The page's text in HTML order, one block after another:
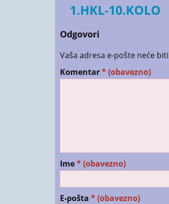
1.HKL-10.KOLO
Odgovori
Vaša adresa e-pošte neće
Komentar* (obavezno)
Ime* (obavezno)
E-pošta * (obavezno)